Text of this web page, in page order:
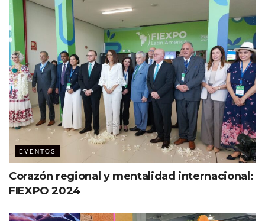
Desinfectantes para heridas
Agua oxigenada
Gel antibacterial
Artículos de limpieza
Jabón en polvo
Limpiador para pisos
Escobas y jaladores
Cepillos
Jergas
EVENTOS
Corazón regional y mentalidad internacional:
FIEXPO 2024